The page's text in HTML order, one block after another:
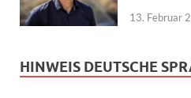
13. Februar
HINWEIS DEUTSCHE